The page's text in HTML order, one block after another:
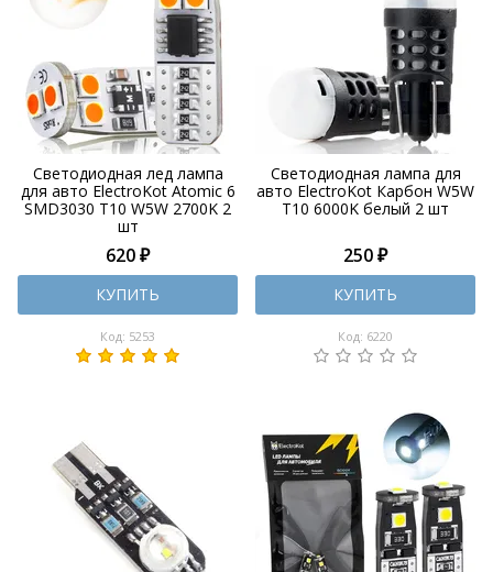
Светодиодная лед лампа
для авто ElectroKot Atomic 6
SMD3030 T10 W5W 2700K 2
шт
620 ₽
КУПИТЬ
Код: 5253
Светодиодная лампа для
авто ElectroKot Карбон W5W
T10 6000K белый 2 шт
250 ₽
КУПИТЬ
Код: 6220